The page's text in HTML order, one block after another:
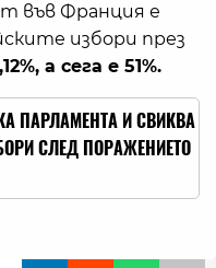
във Франция е
избори през
а сега е 51%.
ПАРЛАМЕНТА И СВИКВА
СЛЕД ПОРАЖЕНИЕТО